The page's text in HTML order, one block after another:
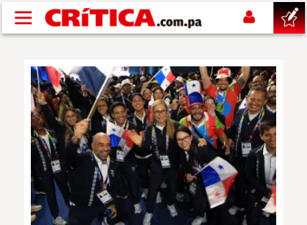
Pasar al contenido principal
SUCESOS
NACIONAL
POLÍTICA
SHOW